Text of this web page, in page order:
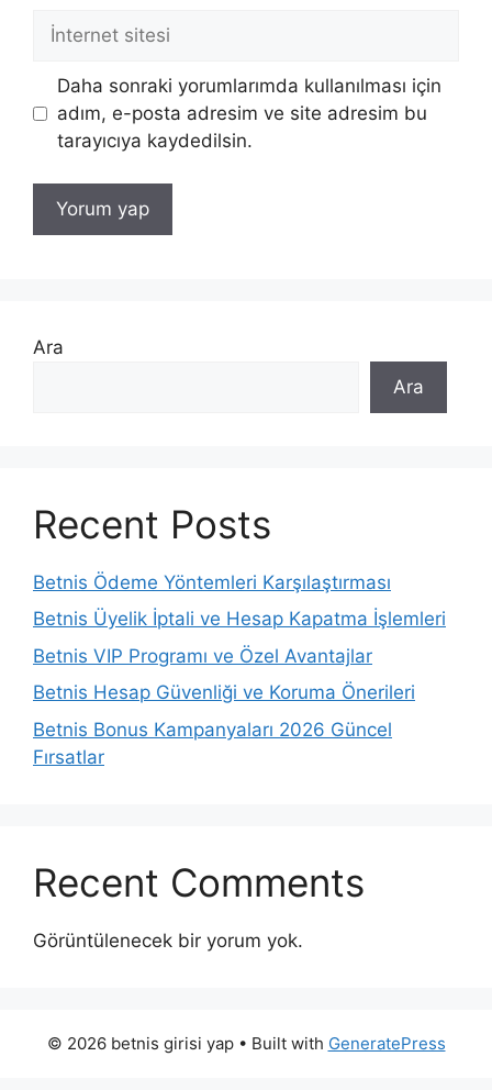
İnternet
Daha sonraki yorumlarımda kullanılması için
adım, e-posta adresim ve site adresim bu
tarayıcıya kaydedilsin.
Ara
Ara
Recent Posts
Betnis Ödeme Yöntemleri Karşılaştırması
Betnis Üyelik İptali ve Hesap Kapatma İşlemleri
Betnis VIP Programı ve Özel Avantajlar
Betnis Hesap Güvenliği ve Koruma Önerileri
Betnis Bonus Kampanyaları 2026 Güncel
Fırsatlar
Recent Comments
Görüntülenecek bir yorum yok.
© 2026 betnis girisi yap• Built with GeneratePress